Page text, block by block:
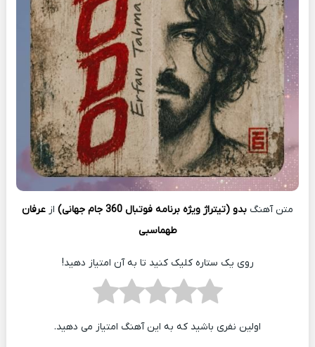
متن آهنگ بدو (تیتراژ ویژه برنامه فوتبال 360 جام جهانی) از عرفان
طهماسبی
روی یک ستاره کلیک کنید تا به آن امتیاز دهید!
اولین نفری باشید که به این آهنگ امتیاز می دهید.